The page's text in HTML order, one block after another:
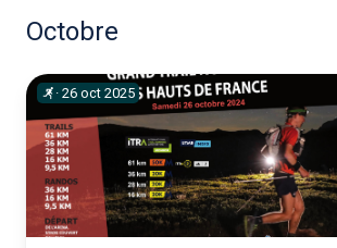
Octobre
· 26 oct 2025